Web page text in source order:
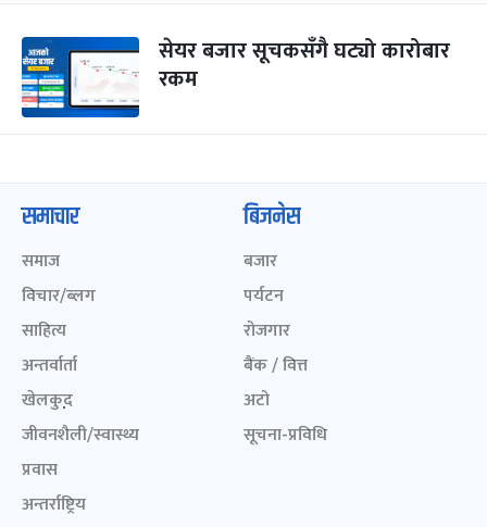
सेयर बजार सूचकसँगै घट्यो कारोबार
रकम
समाचार
समाज
विचार/ब्लग
साहित्य
अन्तर्वार्ता
खेलकुद़़
जीवनशैली/स्वास्थ्य
प्रवास
अन्तर्राष्ट्रिय
बिजनेस
बजार
पर्यटन
रोजगार
बैंक / वित्त
अटो
सूचना-प्रविधि